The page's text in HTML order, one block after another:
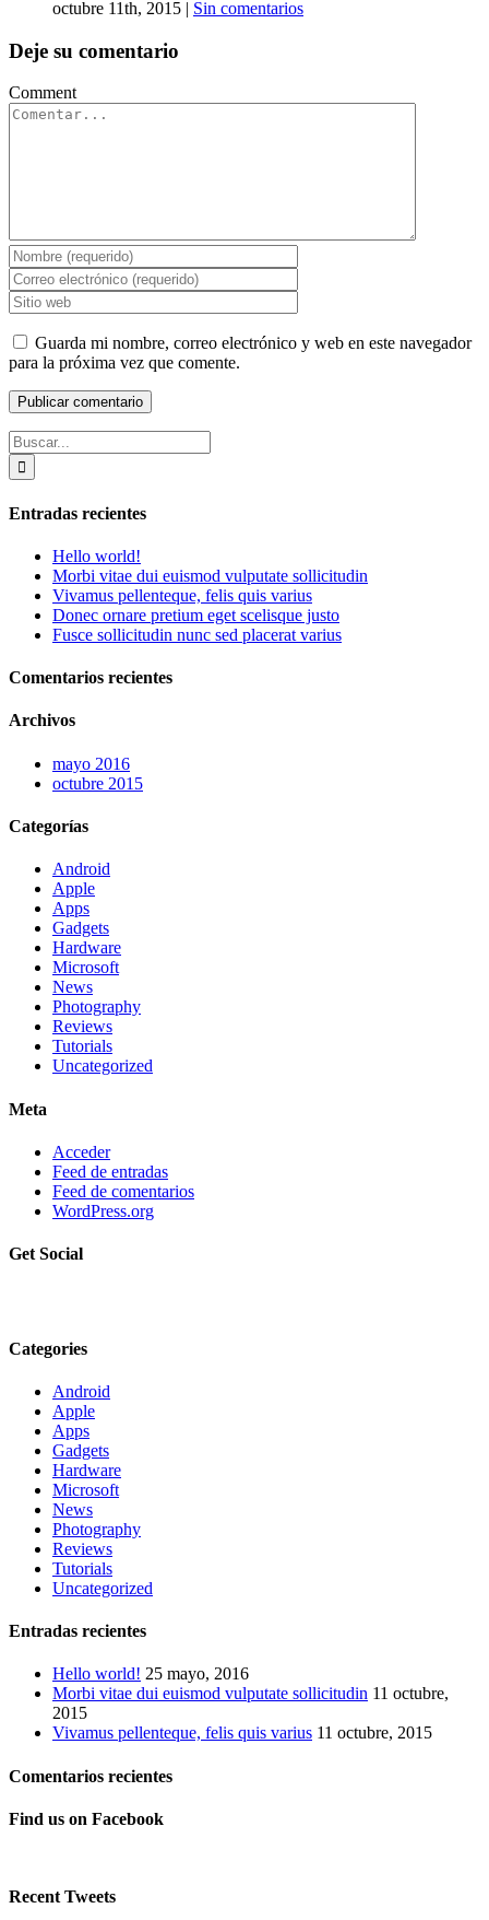
octubre 11th, 2015 | Sin comentarios
Deje su comentario
Comment
Guarda mi nombre, correo electrónico y web en este navegador
para la próxima vez que comente.
Entradas recientes
Hello world!
Morbi vitae dui euismod vulputate sollicitudin
Vivamus pellenteque, felis quis varius
Donec ornare pretium eget scelisque justo
Fusce sollicitudin nunc sed placerat varius
Comentarios recientes
Archivos
mayo 2016
octubre 2015
Categorías
Android
Apple
Apps
Gadgets
Hardware
Microsoft
News
Photography
Reviews
Tutorials
Uncategorized
Meta
Acceder
Feed de entradas
Feed de comentarios
WordPress.org
Get Social
Categories
Android
Apple
Apps
Gadgets
Hardware
Microsoft
News
Photography
Reviews
Tutorials
Uncategorized
Entradas recientes
Hello world! 25 mayo, 2016
Morbi vitae dui euismod vulputate sollicitudin 11 octubre,
2015
Vivamus pellenteque, felis quis varius 11 octubre, 2015
Comentarios recientes
Find us on Facebook
Recent Tweets